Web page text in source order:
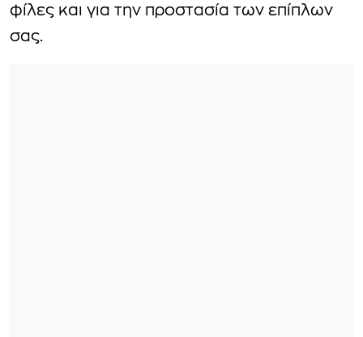
φίλες και για την προστασία των επίπλων
σας.